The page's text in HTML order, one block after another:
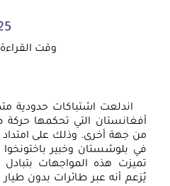
أفغانستان التي تحكمها
من جهة أخرى. وذلك على
في بلوشستان وخبير باختونخوا
تميزت هذه المواجهات
يُزعم أنه عبر طائرات بدون طيار